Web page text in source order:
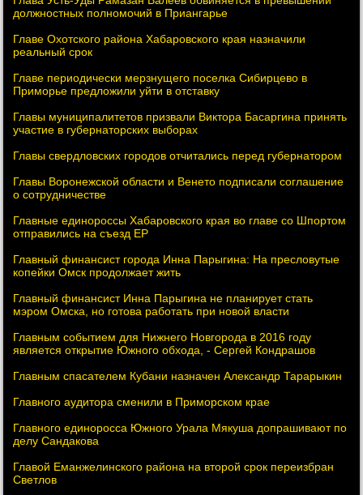
должностных полномочий в Приангарье
Главе Охотского района Хабаровского края назначили
реальный срок
Главе периодически мерзнущего поселка Сибирцево в
Приморье предложили уйти в отставку
Главы муниципалитетов призвали Виктора Басаргина принять
участие в губернаторских выборах
Главы свердловских городов отчитались перед губернатором
Главы Воронежской области и Венето подписали соглашение
о сотрудничестве
Главные единороссы Хабаровского края во главе со Шпортом
отправились на съезд ЕР
Главный финансист города Инна Парыгина: На пресловутые
копейки Омск продолжает жить
Главный финансист Инна Парыгина не планирует стать
мэром Омска, но готова работать при новой власти
Главным событием для Нижнего Новгорода в 2016 году
является открытие Южного обхода, - Сергей Кондрашов
Главным спасателем Кубани назначен Александр Тарарыкин
Главного аудитора сменили в Приморском крае
Главного единоросса Южного Урала Мякуша допрашивают по
делу Сандакова
Главой Еманжелинского района на второй срок переизбран
Светлов